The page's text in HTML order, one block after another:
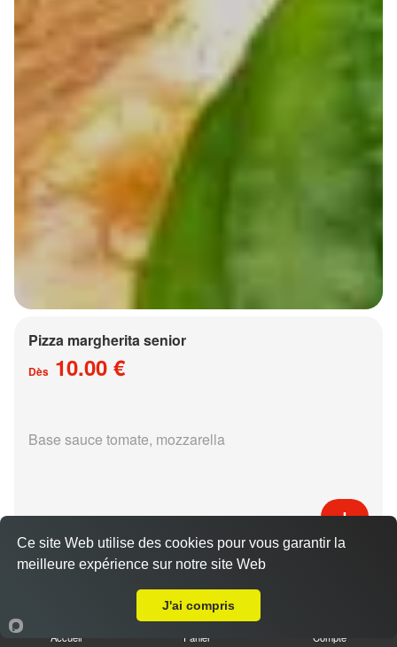
Pizza margherita senior
Dès 10.00 €
Base sauce tomate, mozzarella
Pizza régina senior
Accueil Panier Compte
Ce site Web utilise des cookies pour vous garantir la
meilleure expérience sur notre site Web
J'ai compris